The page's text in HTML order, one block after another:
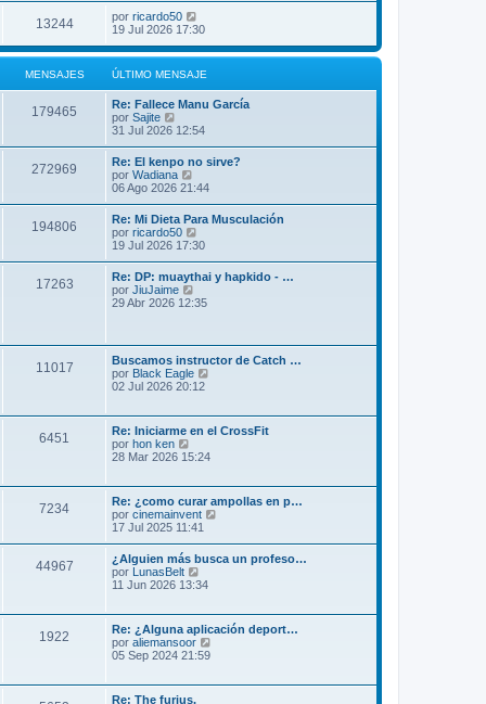
13244 por ricardo50
19 Jul 2026 17:30
MENSAJES ÚLTIMO MENSAJE
179465
Re: Fallece Manu García
por Sajite
e
l
t
i
m
o
m
e
n
s
a
j
e
31 Jul 2026 12:54
272969
Re: El kenpo no sirve?
por Wadiana
e
l
t
i
m
o
e
a
j
e
06 Ago 2026 21:44
194806
Re: Mi Dieta Para Musculación
por ricardo50
e
l
t
i
m
e
n
s
j
e
19 Jul 2026 17:30
17263
Re: DP: muaythai y hapkido - …
por JiuJaime
e
i
m
o
e
n
a
e
29 Abr 2026 12:35
11017
Buscamos instructor de Catch …
por Black Eagle
t
m
m
e
n
a
j
e
02 Jul 2026 20:12
6451
Re: Iniciarme en el CrossFit
por hon ken
e
t
i
m
o
m
e
n
a
j
e
28 Mar 2026 15:24
7234
Re: ¿como curar ampollas en p…
por cinemainvent
l
o
m
a
17 Jul 2025 11:41
44967
¿Alguien más busca un profeso…
por LunasBelt
e
l
t
i
m
m
11 Jun 2026 13:34
1922
Re: ¿Alguna aplicación deport…
por aliemansoor
05 Sep 2024 21:59
Re: The furius.